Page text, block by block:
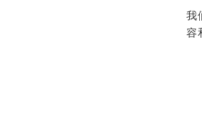
我
容
Sign up to our Newsletter
Stay up to date with all the
and industry insights from